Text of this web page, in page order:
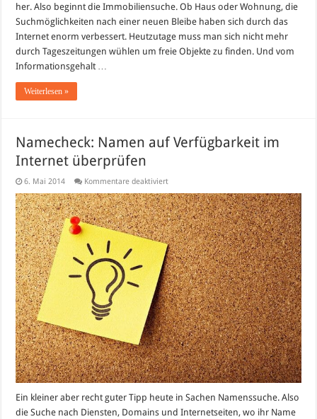
her. Also beginnt die Immobiliensuche. Ob Haus oder Wohnung, die
Suchmöglichkeiten nach einer neuen Bleibe haben sich durch das
Internet enorm verbessert. Heutzutage muss man sich nicht mehr
durch Tageszeitungen wühlen um freie Objekte zu finden. Und vom
Informationsgehalt …
Weiterlesen »
Namecheck: Namen auf Verfügbarkeit im
Internet überprüfen
6. Mai 2014 Kommentare deaktiviertfür
Namen
auf
Verfügbarkeit
im
Internet
überprüfen
Ein kleiner aber recht guter Tipp heute in Sachen Namenssuche. Also
die Suche nach Diensten, Domains und Internetseiten, wo ihr Name